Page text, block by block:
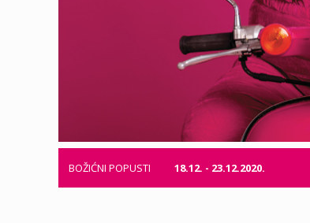
BOŽIĆNI POPUSTI 18.12. - 23.12.2020.